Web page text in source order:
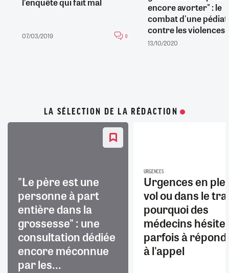
07/03/2019 0
encore avorter" : le
combat d'une
contre les
13/10/2020
LA SÉLECTION DE LA RÉDACTION
"Le père est une
personne à part
entière dans la
grossesse" : une
consultation dédiée
encore méconnue
par les...
URGENCES
Urgences en
vol ou dans le
pourquoi des
médecins
parfois à
à l'appel